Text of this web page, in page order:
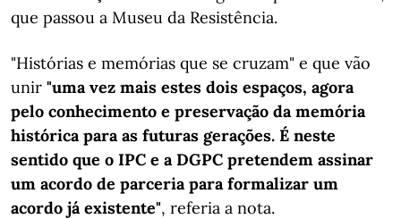
que passou a Museu da Resistência.
"Histórias e memórias que se cruzam" e que vão
unir "uma vez mais estes dois espaços, agora
pelo conhecimento e preservação da memória
histórica para as futuras gerações. É neste
sentido que o IPC e a DGPC pretendem assinar
um acordo de parceria para formalizar um
acordo já existente", referia a nota.